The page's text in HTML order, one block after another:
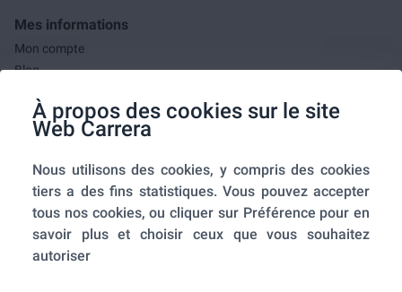
À propos des cookies sur le site
Web Carrera
Nous utilisons des cookies, y compris des cookies
tiers a des fins statistiques. Vous pouvez accepter
tous nos cookies, ou cliquer sur Préférence pour en
savoir plus et choisir ceux que vous souhaitez
autoriser
Mes informations
Mon compte
Blog
Mes commandes
A propos de nous
A propos
Mentions légales
Conditions générales de ventes
Utilisation des cookies